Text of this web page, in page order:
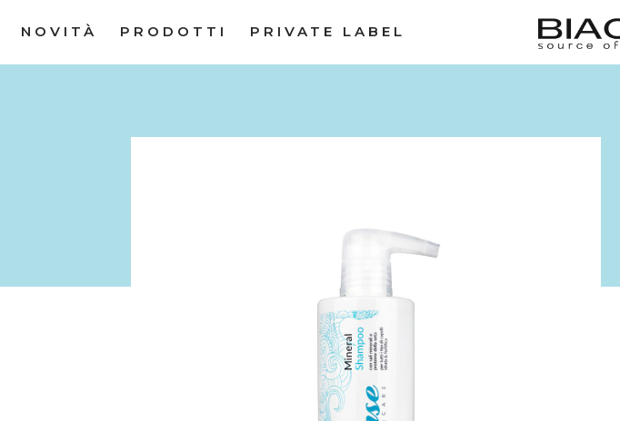
NOVITÀ PRODOTTI PRIVATE LABEL